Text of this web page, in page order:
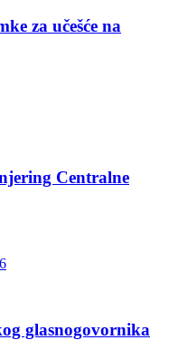
za učešće na
Centralne
glasnogovornika